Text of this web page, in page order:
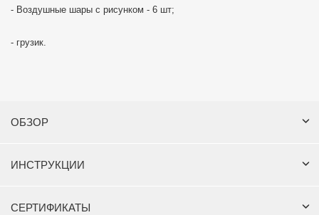
- Воздушные шары с рисунком - 6 шт;
- грузик.
ОБЗОР
ИНСТРУКЦИИ
СЕРТИФИКАТЫ